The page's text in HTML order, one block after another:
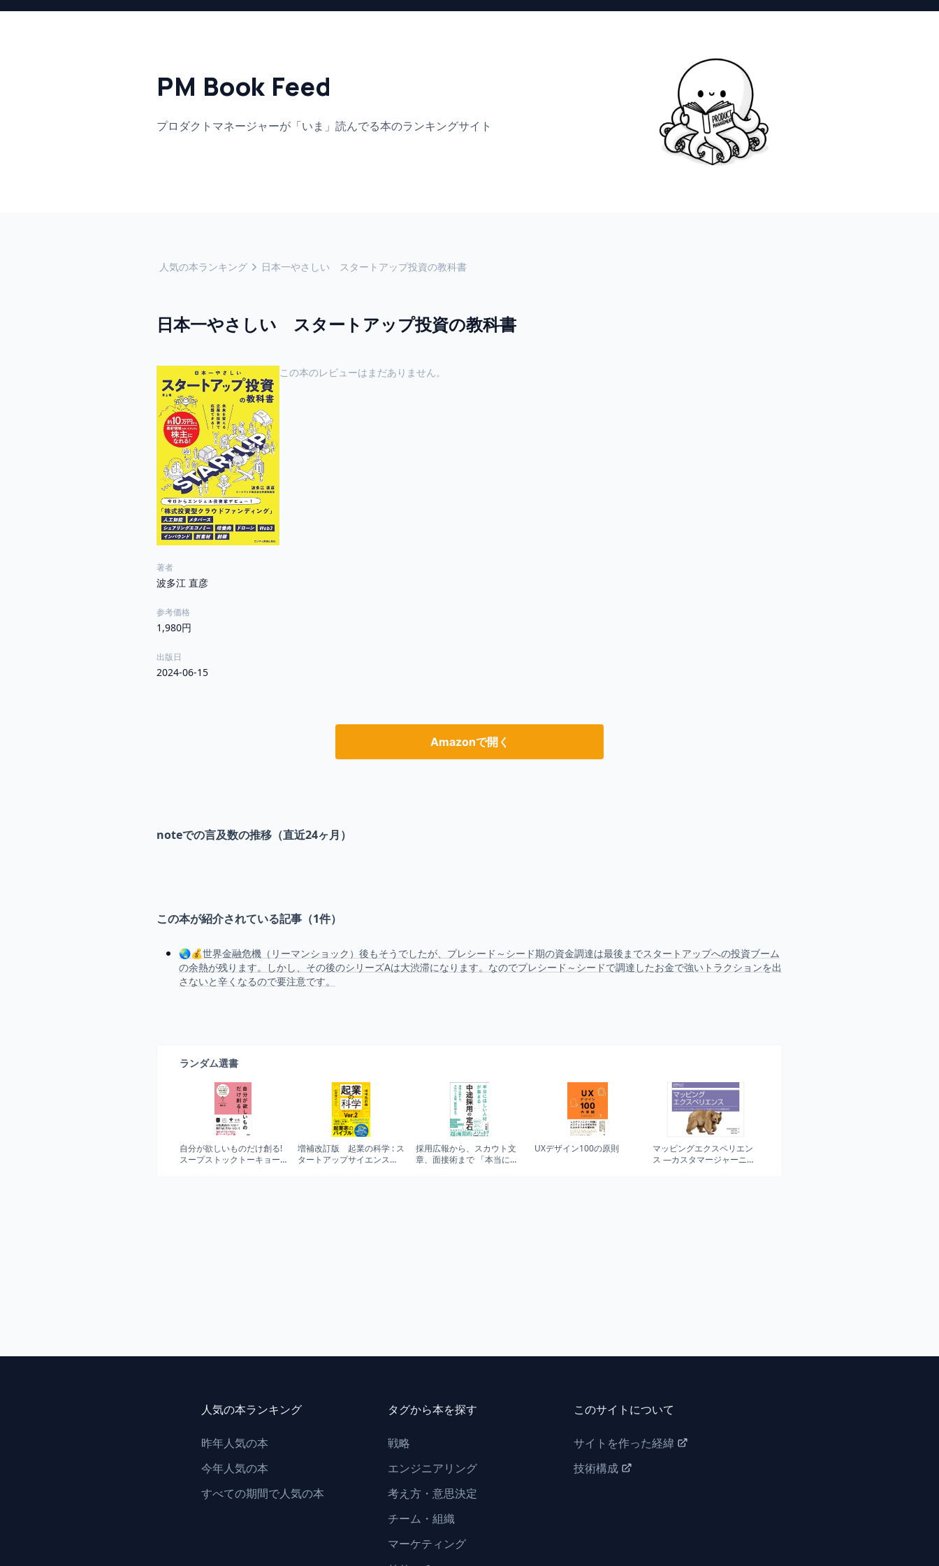
PM Book Feed
プロダクトマネージャーが「いま」 読んでる本のランキングサイト
人気の本ランキング 日本一やさしい スタートアップ投資の教科書
日本一やさしい スタートアップ投資の教科書
著者
波多江 直彦
参考価格
1,980円
出版日
2024-06-15
この本のレビューはまだありません。
Amazonで開く
noteでの言及数の推移（直近24ヶ月）
この本が紹介されている記事（1件）
🌏💰世界金融危機（リーマンショック）後もそうでしたが、プレシード～シード期の資金調達は最後までスタートアップへの投資ブーム
の余熱が残ります。しかし、その後のシリーズAは大渋滞になります。なのでプレシード～シードで調達したお金で強いトラクションを出
さないと辛くなるので要注意です。
ランダム選書
自分が欲しいものだけ創る!
スープストックトーキョー
増補改訂版 起業の科学 : ス
タートアップサイエンス
採用広報から、スカウト文
章、面接術まで 「本当にほ
UXデザイン100の原則
マッピングエクスペリエン
ス ―カスタマージャーニ
人気の本ランキング
昨年人気の本
今年人気の本
すべての期間で人気の本
タグから本を探す
戦略
エンジニアリング
考え方・意思決定
チーム・組織
マーケティング
このサイトについて
サイトを作った経緯
技術構成